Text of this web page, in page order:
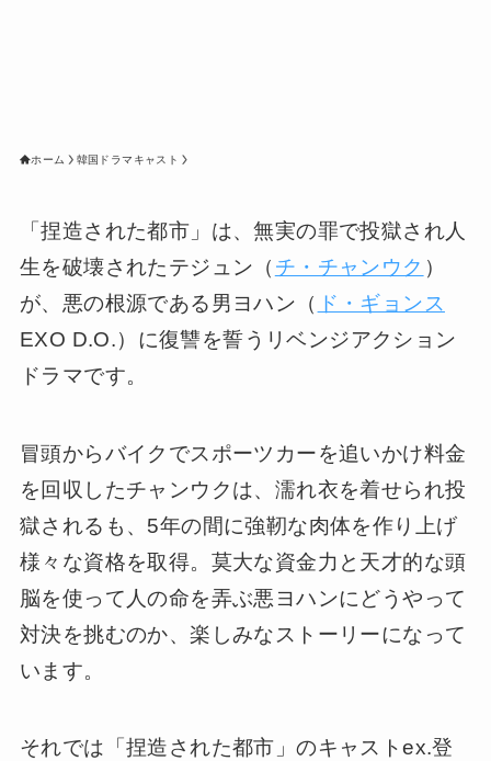
ホーム 韓国ドラマキャスト
「捏造された都市」は、無実の罪で投獄され人
生を破壊されたテジュン（ チ・チャンウク ）
が、悪の根源である男ヨハン（ ド・ギョンス
EXO D.O.）に復讐を誓うリベンジアクション
ドラマです。
冒頭からバイクでスポーツカーを追いかけ料金
を回収したチャンウクは、濡れ衣を着せられ投
獄されるも、5年の間に強靭な肉体を作り上げ
様々な資格を取得。莫大な資金力と天才的な頭
脳を使って人の命を弄ぶ悪ヨハンにどうやって
対決を挑むのか、楽しみなストーリーになって
います。
それでは「捏造された都市」のキャストex.登